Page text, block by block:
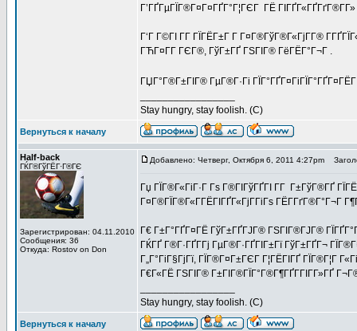
Г’ГҐГµГЇГ®Г¤Г¤ГҐГ°Г¦ГЄГ ГЁ
Г‘Г Г©ГІ Г­Г ГЇГЁГ±Г Г­ Г¤Г®ГўГ®Г«ГјГ­Г®
ГЋГ¤Г­Г ГЄГ®, ГўГ±ГҐ ГЅГІГ® ГёГЁГ°Г¬Г .
ГЏГ°Г®Г±ГІГ® ГµГ®Г·Гі
Stay hungry, stay foolish. (C)
Вернуться к началу
Half-back
ГЌГ®ГўГЁГ·Г®ГЄ
Зарегистрирован: 04.11.2010
Сообщения: 36
Откуда: Rostov on Don
Добавлено: Четверг, Октября 6, 2011 4:27pm
Гџ ГЇГ®Г«ГіГ·Г Гѕ Г®ГІГўГҐГІ Г­Г Г±ГўГ®ГҐ
Г¤Г®ГЇГ®Г«Г­ГЁГІГҐГ«ГјГ­ГіГѕ ГЁГ­ГґГ®Г°Г¬Г
Г€ Г±Г°ГҐГ¤ГЁ ГўГ±ГҐГЈГ® ГЅГІГ®ГЈГ®
ГЌГҐ Г®Г·ГҐГ­Гј ГµГ®Г·ГҐГІГ±Гї ГўГ±ГҐГ¬
Г„Г°ГіГ§ГјГї, ГЇГ®Г¤Г±ГЄГ Г¦ГЁГІГҐ ГЇГ®Г¦Г
Г€Г«ГЁ ГЅГІГ® Г±ГІГ®ГЇГ°Г®Г¶ГҐГ­ГІГ­Г»ГҐ
Stay hungry, stay foolish. (C)
Вернуться к началу